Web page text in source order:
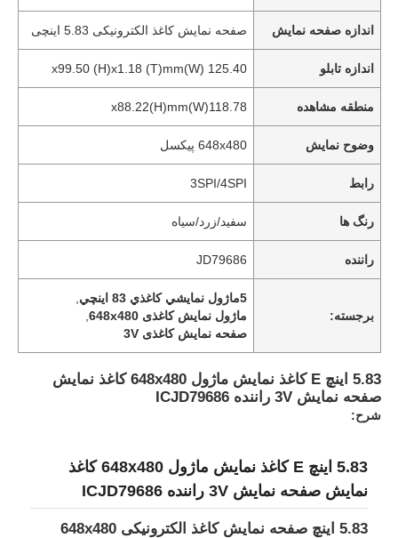
اندازه صفحه نمایش صفحه نمایش کاغذ الکترونیکی 5.83 اینچی
اندازه تابلو 125.40 (W)x99.50 (H)x1.18 (T)mm
منطقه مشاهده 118.78(W)x88.22(H)mm
وضوح نمایش 648x480 پیکسل
رابط 3SPI/4SPI
رنگ ها سفید/زرد/سیاه
راننده JD79686
برجسته:
5ماژول نمايشي کاغذي 83 اينچي
ماژول نمایش کاغذی 648x480
صفحه نمایش کاغذی 3V
5.83 اینچ E کاغذ نمایش ماژول 648x480 کاغذ نمایش
صفحه نمایش 3V راننده ICJD79686
شرح:
5.83 اینچ E کاغذ نمایش ماژول 648x480 کاغذ
نمایش صفحه نمایش 3V راننده ICJD79686
5.83 اینچ صفحه نمایش کاغذ الکترونیکی 648x480